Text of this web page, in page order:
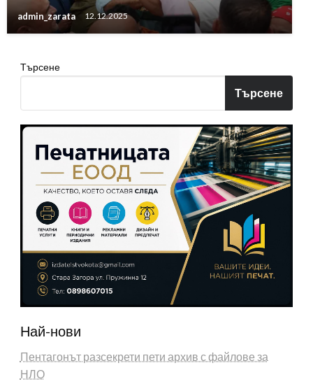
admin_zarata 12.12.2025
Търсене
Търсене
Най-нови
Пентагонът разсекрети пети архив с файлове за
НЛО